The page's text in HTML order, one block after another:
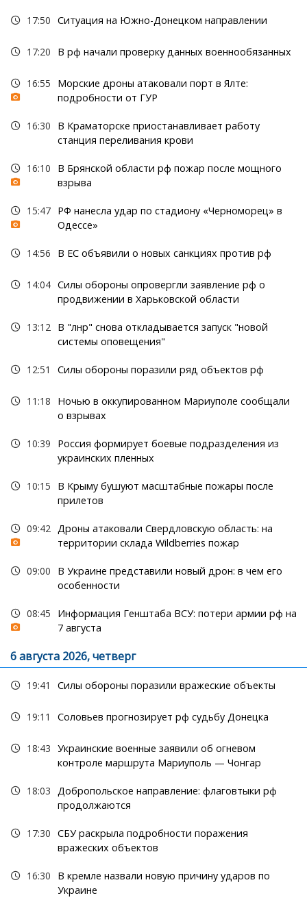
17:50 Ситуация на Южно-Донецком направлении
17:20 В рф начали проверку данных военнообязанных
16:55
Морские дроны атаковали порт в Ялте:
подробности от ГУР
16:30
В Краматорске приостанавливает работу
станция переливания крови
16:10
В Брянской области рф пожар после мощного
взрыва
15:47 РФ нанесла удар по стадиону «Черноморец» в
Одессе»
14:56 В ЕС объявили о новых санкциях против рф
14:04 Силы обороны опровергли заявление рф о
продвижении в Харьковской области
13:12 В "лнр" снова откладывается запуск "новой
системы оповещения"
12:51 Силы обороны поразили ряд объектов рф
11:18
Ночью в оккупированном Мариуполе сообщали
о взрывах
10:39
Россия формирует боевые подразделения из
украинских пленных
10:15
В Крыму бушуют масштабные пожары после
прилетов
09:42 Дроны атаковали Свердловскую область: на
территории склада Wildberries пожар
09:00
В Украине представили новый дрон: в чем его
особенности
08:45
Информация Генштаба ВСУ: потери армии рф на
7 августа
6 августа 2026, четверг
19:41 Силы обороны поразили вражеские объекты
19:11 Соловьев прогнозирует рф судьбу Донецка
18:43 Украинские военные заявили об огневом
контроле маршрута Мариуполь — Чонгар
18:03 Добропольское направление: флаговтыки рф
продолжаются
17:30 СБУ раскрыла подробности поражения
вражеских объектов
16:30
В кремле назвали новую причину ударов по
Украине